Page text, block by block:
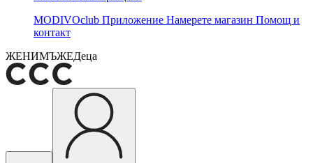
MODIVOclub Приложение Намерете магазин Помощ и
контакт
ЖЕНИМЪЖЕДеца